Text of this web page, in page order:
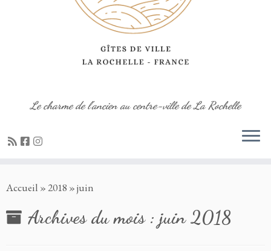
au
Le charme de l'ancien au centre-ville de La Rochelle
Accueil » 2018 »juin
Archives du mois :juin 2018